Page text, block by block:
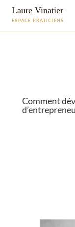
Laure Vinatier
ESPACE PRATICIENS
Comment